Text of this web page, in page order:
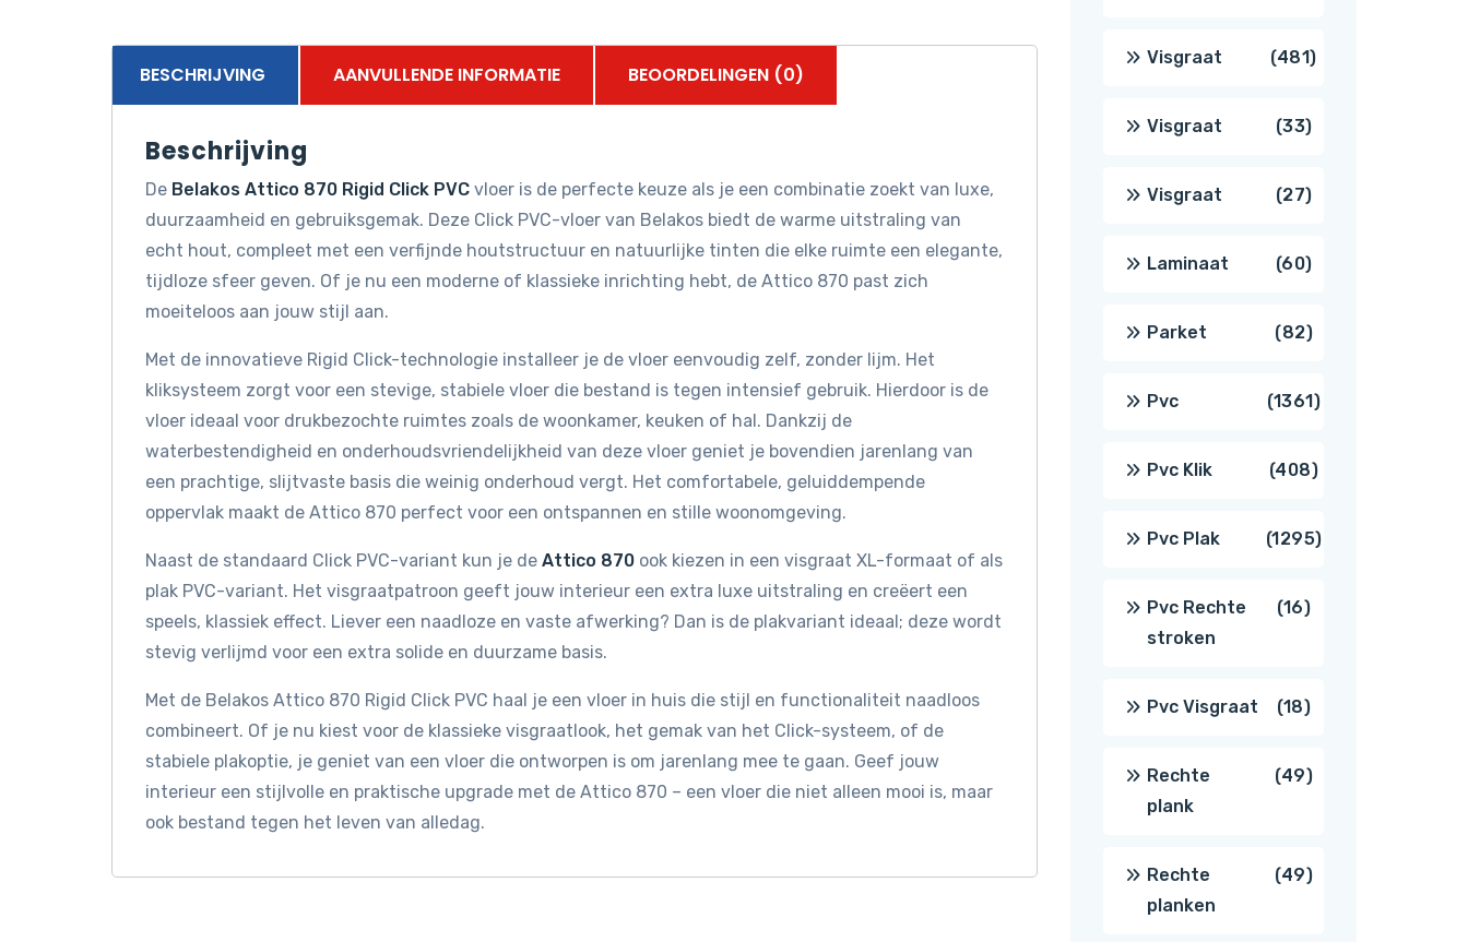
BESCHRIJVING AANVULLENDE INFORMATIE BEOORDELINGEN (0)
Beschrijving
De Belakos Attico 870 Rigid Click PVC vloer is de perfecte keuze als je een combinatie zoekt van luxe,
duurzaamheid en gebruiksgemak. Deze Click PVC-vloer van Belakos biedt de warme uitstraling van
echt hout, compleet met een verfijnde houtstructuur en natuurlijke tinten die elke ruimte een elegante,
tijdloze sfeer geven. Of je nu een moderne of klassieke inrichting hebt, de Attico 870 past zich
moeiteloos aan jouw stijl aan.
Met de innovatieve Rigid Click-technologie installeer je de vloer eenvoudig zelf, zonder lijm. Het
kliksysteem zorgt voor een stevige, stabiele vloer die bestand is tegen intensief gebruik. Hierdoor is de
vloer ideaal voor drukbezochte ruimtes zoals de woonkamer, keuken of hal. Dankzij de
waterbestendigheid en onderhoudsvriendelijkheid van deze vloer geniet je bovendien jarenlang van
een prachtige, slijtvaste basis die weinig onderhoud vergt. Het comfortabele, geluiddempende
oppervlak maakt de Attico 870 perfect voor een ontspannen en stille woonomgeving.
Naast de standaard Click PVC-variant kun je de Attico 870 ook kiezen in een visgraat XL-formaat of als
plak PVC-variant. Het visgraatpatroon geeft jouw interieur een extra luxe uitstraling en creëert een
speels, klassiek effect. Liever een naadloze en vaste afwerking? Dan is de plakvariant ideaal; deze wordt
stevig verlijmd voor een extra solide en duurzame basis.
Met de Belakos Attico 870 Rigid Click PVC haal je een vloer in huis die stijl en functionaliteit naadloos
combineert. Of je nu kiest voor de klassieke visgraatlook, het gemak van het Click-systeem, of de
stabiele plakoptie, je geniet van een vloer die ontworpen is om jarenlang mee te gaan. Geef jouw
interieur een stijlvolle en praktische upgrade met de Attico 870 – een vloer die niet alleen mooi is, maar
ook bestand tegen het leven van alledag.
Visgraat 481481
Visgraat 3333
producten
Visgraat 2727
producten
Laminaat 6060
producten
Parket 8282
producten
Pvc 13611361
producten
Pvc Klik 408408
producten
Pvc Plak 12951295
Pvc Rechte
stroken
1616
Pvc Visgraat 1818
producten
Rechte
plank
4949
Rechte
planken
4949